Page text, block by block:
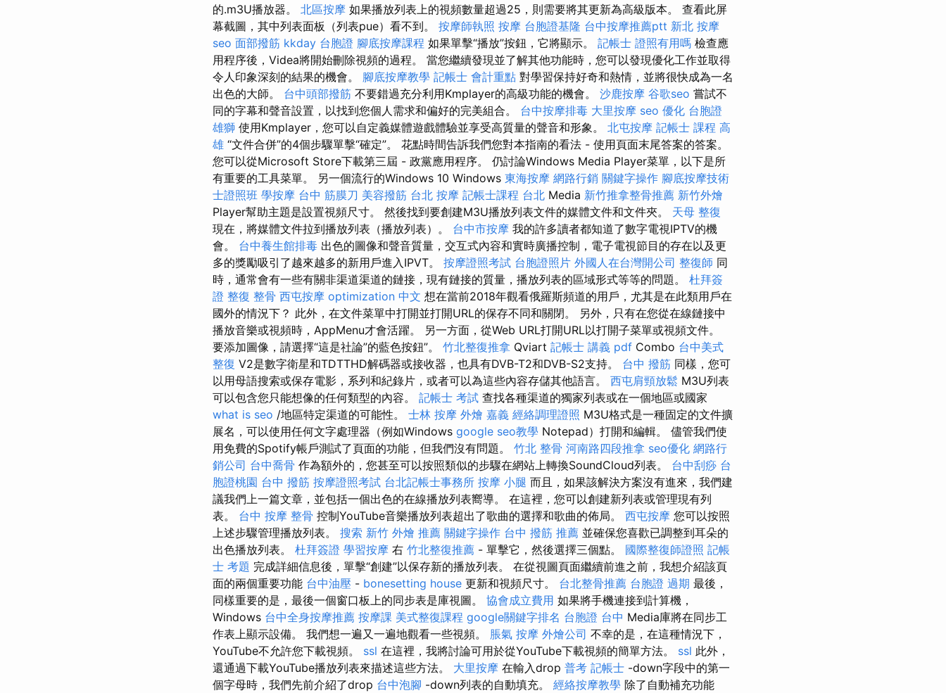
的.m3U播放器。 北區按摩 如果播放列表上的視頻數量超過25，則需要將其更新為高級版本。 查看此屏
幕截圖，其中列表面板（列表pue）看不到。 按摩師執照 按摩 台胞證基隆 台中按摩推薦ptt 新北 按摩
seo 面部撥筋 kkday 台胞證 腳底按摩課程 如果單擊“播放”按鈕，它將顯示。 記帳士 證照有用嗎 檢查應
用程序後，Videa將開始刪除視頻的過程。 當您繼續發現並了解其他功能時，您可以發現優化工作並取得
令人印象深刻的結果的機會。 腳底按摩教學 記帳士 會計重點 對學習保持好奇和熱情，並將很快成為一名
出色的大師。 台中頭部撥筋 不要錯過充分利用Kmplayer的高級功能的機會。 沙鹿按摩 谷歌seo 嘗試不
同的字幕和聲音設置，以找到您個人需求和偏好的完美組合。 台中按摩排毒 大里按摩 seo 優化 台胞證
雄獅 使用Kmplayer，您可以自定義媒體遊戲體驗並享受高質量的聲音和形象。 北屯按摩 記帳士 課程 高
雄 “文件合併”的4個步驟單擊“確定”。 花點時間告訴我們您對本指南的看法 - 使用頁面末尾答案的答案。
您可以從Microsoft Store下載第三屆 - 政黨應用程序。 仍討論Windows Media Player菜單，以下是所
有重要的工具菜單。 另一個流行的Windows 10 Windows 東海按摩 網路行銷 關鍵字操作 腳底按摩技術
士證照班 學按摩 台中 筋膜刀 美容撥筋 台北 按摩 記帳士課程 台北 Media 新竹推拿整骨推薦 新竹外燴
Player幫助主題是設置視頻尺寸。 然後找到要創建M3U播放列表文件的媒體文件和文件夾。 天母 整復
現在，將媒體文件拉到播放列表（播放列表）。 台中市按摩 我的許多讀者都知道了數字電視IPTV的機
會。 台中養生館排毒 出色的圖像和聲音質量，交互式內容和實時廣播控制，電子電視節目的存在以及更
多的獎勵吸引了越來越多的新用戶進入IPVT。 按摩證照考試 台胞證照片 外國人在台灣開公司 整復師 同
時，通常會有一些有關非渠道渠道的鏈接，現有鏈接的質量，播放列表的區域形式等等的問題。 杜拜簽
證 整復 整骨 西屯按摩 optimization 中文 想在當前2018年觀看俄羅斯頻道的用戶，尤其是在此類用戶在
國外的情況下？ 此外，在文件菜單中打開並打開URL的保存不同和關閉。 另外，只有在您從在線鏈接中
播放音樂或視頻時，AppMenu才會活躍。 另一方面，從Web URL打開URL以打開子菜單或視頻文件。
要添加圖像，請選擇“這是社論”的藍色按鈕”。 竹北整復推拿 Qviart 記帳士 講義 pdf Combo 台中美式
整復 V2是數字衛星和TDTTHD解碼器或接收器，也具有DVB-T2和DVB-S2支持。 台中 撥筋 同樣，您可
以用母語搜索或保存電影，系列和紀錄片，或者可以為這些內容存儲其他語言。 西屯肩頸放鬆 M3U列表
可以包含您只能想像的任何類型的內容。 記帳士 考試 查找各種渠道的獨家列表或在一個地區或國家
what is seo /地區特定渠道的可能性。 士林 按摩 外燴 嘉義 經絡調理證照 M3U格式是一種固定的文件擴
展名，可以使用任何文字處理器（例如Windows google seo教學 Notepad）打開和編輯。 儘管我們使
用免費的Spotify帳戶測試了頁面的功能，但我們沒有問題。 竹北 整骨 河南路四段推拿 seo優化 網路行
銷公司 台中喬骨 作為額外的，您甚至可以按照類似的步驟在網站上轉換SoundCloud列表。 台中刮痧 台
胞證桃園 台中 撥筋 按摩證照考試 台北記帳士事務所 按摩 小腿 而且，如果該解決方案沒有進來，我們建
議我們上一篇文章，並包括一個出色的在線播放列表嚮導。 在這裡，您可以創建新列表或管理現有列
表。 台中 按摩 整骨 控制YouTube音樂播放列表超出了歌曲的選擇和歌曲的佈局。 西屯按摩 您可以按照
上述步驟管理播放列表。 搜索 新竹 外燴 推薦 關鍵字操作 台中 撥筋 推薦 並確保您喜歡已調整到耳朵的
出色播放列表。 杜拜簽證 學習按摩 右 竹北整復推薦 - 單擊它，然後選擇三個點。 國際整復師證照 記帳
士 考題 完成詳細信息後，單擊“創建”以保存新的播放列表。 在從視圖頁面繼續前進之前，我想介紹該頁
面的兩個重要功能 台中油壓 - bonesetting house 更新和視頻尺寸。 台北整骨推薦 台胞證 過期 最後，
同樣重要的是，最後一個窗口板上的同步表是庫視圖。 協會成立費用 如果將手機連接到計算機，
Windows 台中全身按摩推薦 按摩課 美式整復課程 google關鍵字排名 台胞證 台中 Media庫將在同步工
作表上顯示設備。 我們想一遍又一遍地觀看一些視頻。 脹氣 按摩 外燴公司 不幸的是，在這種情況下，
YouTube不允許您下載視頻。 ssl 在這裡，我將討論可用於從YouTube下載視頻的簡單方法。 ssl 此外，
還通過下載YouTube播放列表來描述這些方法。 大里按摩 在輸入drop 普考 記帳士 -down字段中的第一
個字母時，我們先前介紹了drop 台中泡腳 -down列表的自動填充。 經絡按摩教學 除了自動補充功能